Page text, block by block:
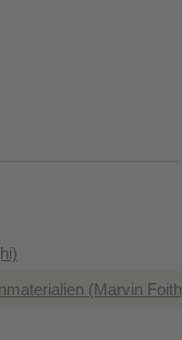
(Marvin